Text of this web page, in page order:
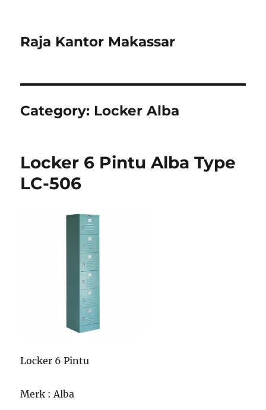
Raja Kantor Makassar
Category: Locker Alba
Locker 6 Pintu Alba Type
LC-506
Locker 6 Pintu
Merk : Alba